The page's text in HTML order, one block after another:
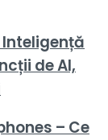
de AI,
– Ce